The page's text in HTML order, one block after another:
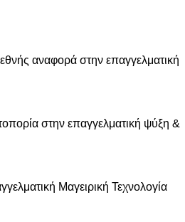
αναφορά στην επαγγελματική
στην επαγγελματική ψύξη &
Μαγειρική Τεχνολογία